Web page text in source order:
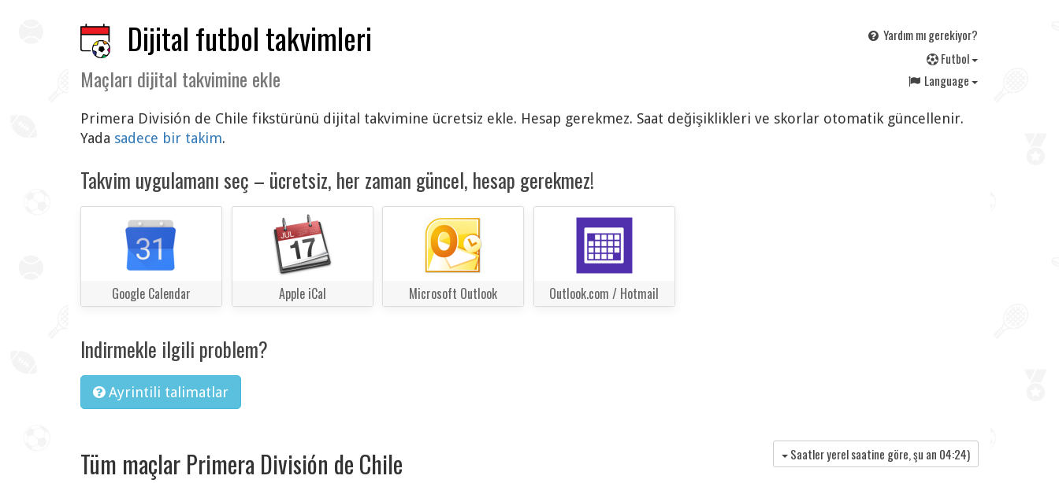
Dijital futbol takvimleri
Maçları dijital takvimine ekle
Yardım mı gerekiyor?
Futbol
Language
Primera División de Chile fikstürünü dijital takvimine ücretsiz ekle. Hesap gerekmez. Saat değişiklikleri ve skorlar otomatik güncellenir.
Yada sadece bir takim.
Takvim uygulamanı seç – ücretsiz, her zaman güncel, hesap gerekmez!
Google Calendar Apple iCal Microsoft Outlook Outlook.com / Hotmail
Indirmekle ilgili problem?
Ayrintili talimatlar
Tüm maçlar Primera División de Chile Saatler yerel saatine göre, şu an 04:24)